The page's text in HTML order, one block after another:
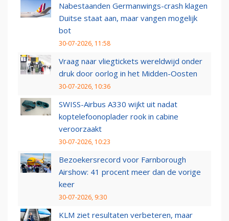
Nabestaanden Germanwings-crash klagen
Duitse staat aan, maar vangen mogelijk
bot
30-07-2026, 11:58
Vraag naar vliegtickets wereldwijd onder
druk door oorlog in het Midden-Oosten
30-07-2026, 10:36
SWISS-Airbus A330 wijkt uit nadat
koptelefoonoplader rook in cabine
veroorzaakt
30-07-2026, 10:23
Bezoekersrecord voor Farnborough
Airshow: 41 procent meer dan de vorige
keer
30-07-2026, 9:30
KLM ziet resultaten verbeteren, maar